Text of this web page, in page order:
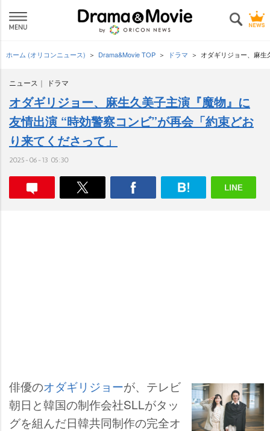
ホーム (オリコンニュース) Drama&Movie TOP ドラマ オダギリジョー、麻生
ニュース ドラマ
オダギリジョー、麻生久美子主演『魔物』に
友情出演 “時効警察コンビ”が再会「約束どお
り来てくださって」
2025-06-13 05:30
俳優のオダギリジョーが、テレビ
朝日と韓国の制作会社SLLがタッ
グを組んだ日韓共同制作の完全オ